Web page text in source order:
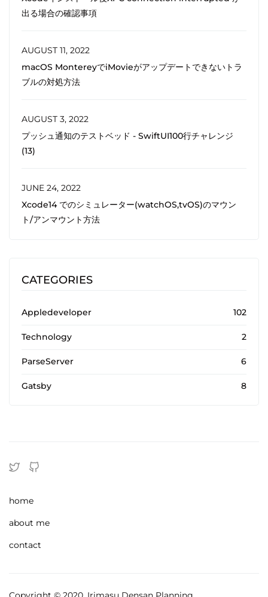
出る場合の確認事項
AUGUST 11, 2022
macOS MontereyでiMovieがアップデートできないトラ
ブルの対処方法
AUGUST 3, 2022
プッシュ通知のテストベッド - SwiftUI100行チャレンジ
(13)
JUNE 24, 2022
Xcode14 でのシミュレーター(watchOS,tvOS)のマウン
ト/アンマウント方法
CATEGORIES
Appledeveloper 102
Technology 2
ParseServer 6
Gatsby 8
home
about me
contact